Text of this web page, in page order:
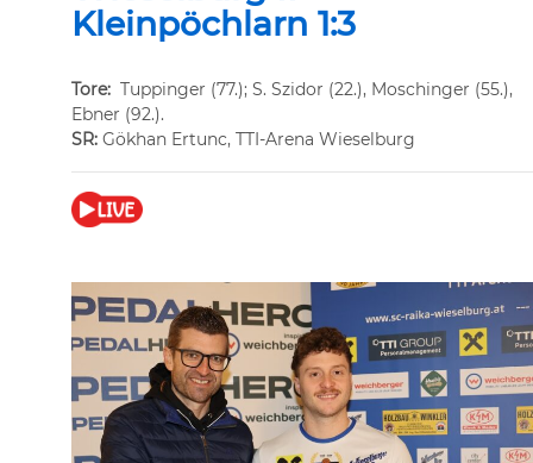
Kleinpöchlarn 1:3
Tore: Tuppinger (77.); S. Szidor (22.), Moschinger (55.),
Ebner (92.).
SR: Gökhan Ertunc, TTI-Arena Wieselburg